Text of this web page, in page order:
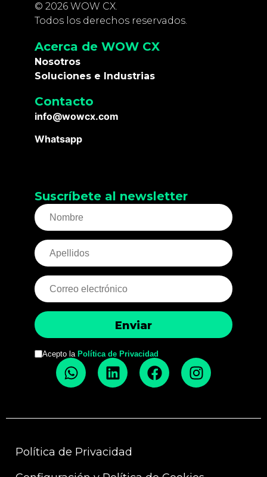
© 2026 WOW CX.
Todos los derechos reservados.
Acerca de WOW CX
Nosotros
Soluciones e Industrias
Contacto
info@wowcx.com
Whatsapp
Suscríbete al newsletter
Acepto la Política de Privacidad
Política de Privacidad